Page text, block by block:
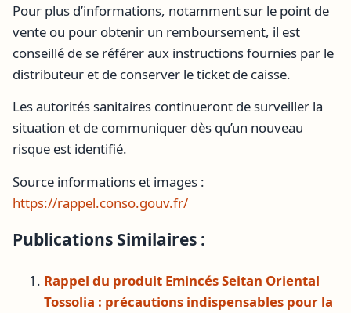
Pour plus d’informations, notamment sur le point de
vente ou pour obtenir un remboursement, il est
conseillé de se référer aux instructions fournies par le
distributeur et de conserver le ticket de caisse.
Les autorités sanitaires continueront de surveiller la
situation et de communiquer dès qu’un nouveau
risque est identifié.
Source informations et images :
https://rappel.conso.gouv.fr/
Publications Similaires :
Rappel du produit Emincés Seitan Oriental
Tossolia : précautions indispensables pour la